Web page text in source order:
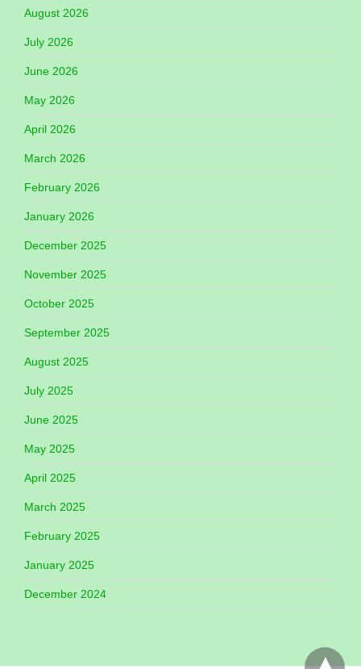
August 2026
July 2026
June 2026
May 2026
April 2026
March 2026
February 2026
January 2026
December 2025
November 2025
October 2025
September 2025
August 2025
July 2025
June 2025
May 2025
April 2025
March 2025
February 2025
January 2025
December 2024